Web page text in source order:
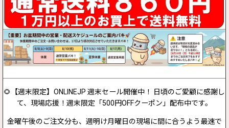
🌻【週末限定】ONLINEJP 週末セール開催中！ 日頃のご愛顧に感謝し
て、現場応援！週末限定「500円OFFクーポン」配布中です。
金曜午後のご注文分も、週明け月曜日の現場に間に合うよう最速で